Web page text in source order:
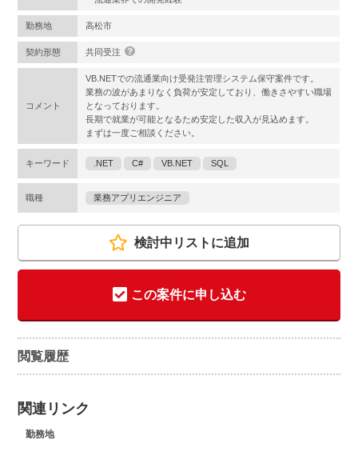
勤務地 高松市
契約形態 共同受注
コメント
VB.NETでの流通業向け受発注管理システム保守案件です。
業務の波があまりなく負荷が安定しており、働きさやすい職場
となっております。
長期で就業が可能となるため安定した収入が見込めます。
まずは一度ご相談ください。
キーワード .NET C# VB.NET SQL
職種 業務アプリエンジニア
検討中リストに追加
この案件に申し込む
閲覧履歴
関連リンク
勤務地